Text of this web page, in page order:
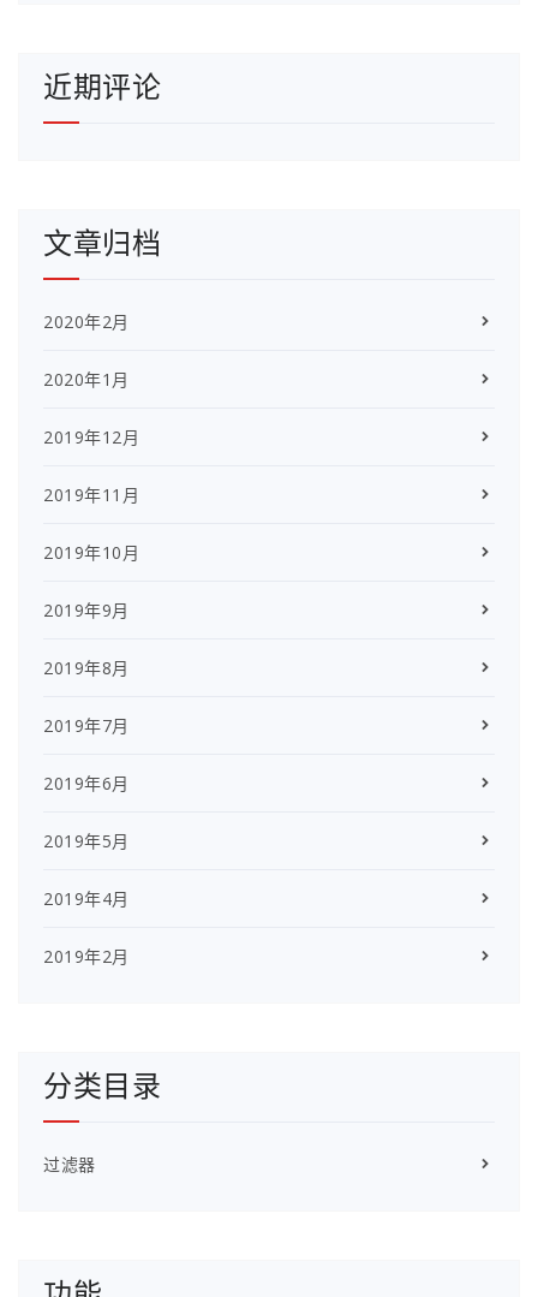
近期评论
文章归档
2020年2月
2020年1月
2019年12月
2019年11月
2019年10月
2019年9月
2019年8月
2019年7月
2019年6月
2019年5月
2019年4月
2019年2月
分类目录
过滤器